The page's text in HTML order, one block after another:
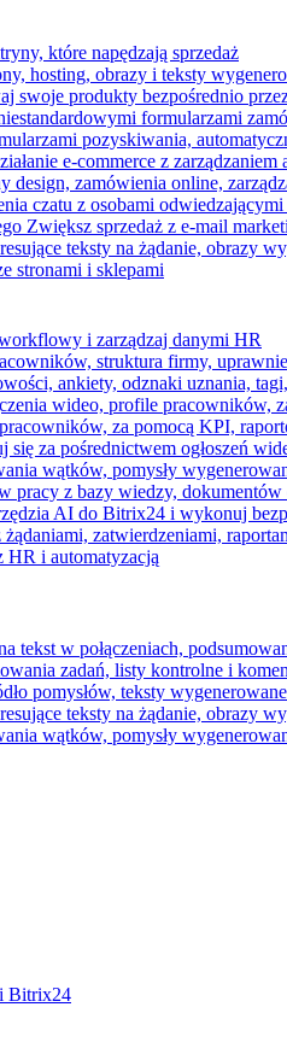
które napędzają sprzedaż
hosting, obrazy i teksty
swoje produkty bezpośrednio
formularzami
pozyskiwania,
e-commerce z
design, zamówienia online,
czatu z osobami
Zwiększ sprzedaż z e-mail
teksty na żądanie, obrazy
stronami i sklepami
i zarządzaj danymi HR
struktura firmy,
ankiety, odznaki uznania,
wideo, profile pracowników,
za pomocą KPI,
się za pośrednictwem ogłoszeń
wątków, pomysły
pracy z bazy wiedzy,
AI do Bitrix24 i wykonuj
żądaniami, zatwierdzeniami,
HR i automatyzacją
tekst w połączeniach,
zadań, listy kontrolne i
pomysłów, teksty
teksty na żądanie, obrazy
wątków, pomysły
Bitrix24